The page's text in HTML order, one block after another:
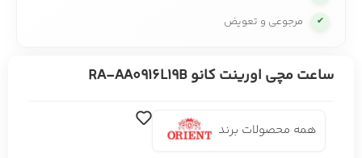
✔ مرجوعی و تعویض
ساعت مچی اورینت کانو RA-AA0916L19B
همه محصولات برند